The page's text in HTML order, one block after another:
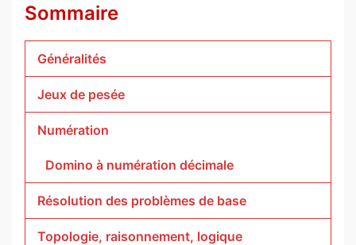
Sommaire
Généralités
Jeux de pesée
Numération
Domino à numération décimale
Résolution des problèmes de base
Topologie, raisonnement, logique